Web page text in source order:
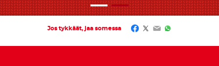
Jos tykkäät, jaa somessa Facebook
Twitter
EmailWhatsApp